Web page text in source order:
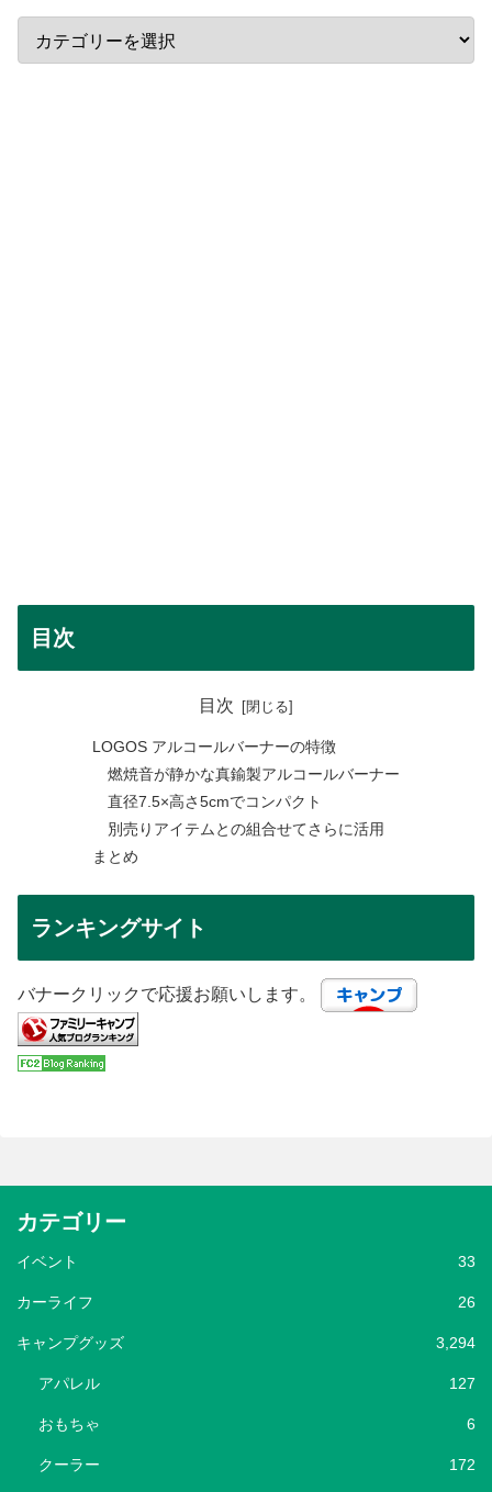
目次
目次
LOGOS アルコールバーナーの特徴
燃焼音が静かな真鍮製アルコールバーナー
直径7.5×高さ5cmでコンパクト
別売りアイテムとの組合せてさらに活用
まとめ
ランキングサイト
バナークリックで応援お願いします。
カテゴリー
イベント 33
カーライフ 26
キャンプグッズ 3,294
アパレル 127
おもちゃ 6
クーラー 172